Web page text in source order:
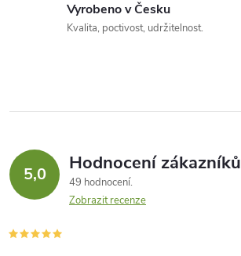
Vyrobeno v Česku
Kvalita, poctivost, udržitelnost.
5,0 Hodnocení zákazníků
49 hodnocení
Zobrazit recenze